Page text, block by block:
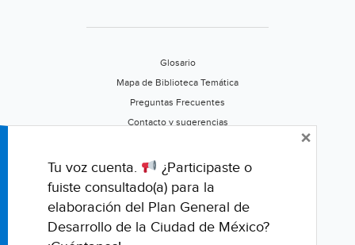
Glosario
Mapa de Biblioteca Temática
Preguntas Frecuentes
Contacto y sugerencias
Califica este portal
Tu voz cuenta.
¿Participaste o
fuiste consultado(a) para la
elaboración del Plan General de
Desarrollo de la Ciudad de México?
×